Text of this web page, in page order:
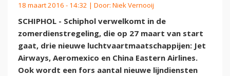
18 maart 2016 - 14:32 | Door: Niek Vernooij
SCHIPHOL - Schiphol verwelkomt in de
zomerdienstregeling, die op 27 maart van start
gaat, drie nieuwe luchtvaartmaatschappijen: Jet
Airways, Aeromexico en China Eastern Airlines.
Ook wordt een fors aantal nieuwe lijndiensten